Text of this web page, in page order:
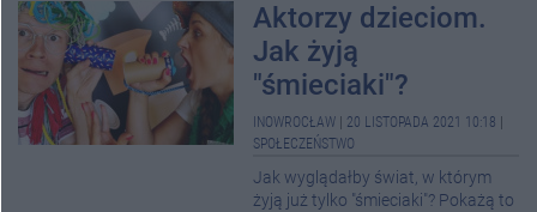
Aktorzy dzieciom.
Jak żyją
"śmieciaki"?
INOWROCŁAW 20 LISTOPADA 2021 10:18
SPOŁECZEŃSTWO
Jak wyglądałby świat, w którym
żyją już tylko "śmieciaki"? Pokażą to